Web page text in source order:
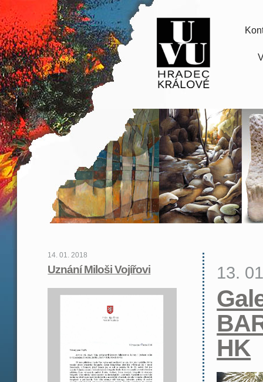
14. 01. 2018
Uznání Miloši Vojířovi 13.
HK